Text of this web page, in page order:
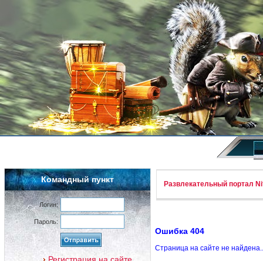
Командный пункт
Логин:
Пароль:
Развлекательный портал
Ошибка 404
Страница на сайте не